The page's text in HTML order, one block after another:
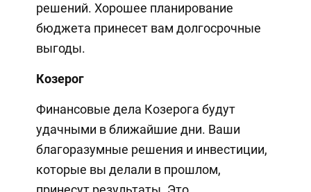
решений. Хорошее планирование
бюджета принесет вам долгосрочные
выгоды.
Козерог
Финансовые дела Козерога будут
удачными в ближайшие дни. Ваши
благоразумные решения и инвестиции,
которые вы делали в прошлом,